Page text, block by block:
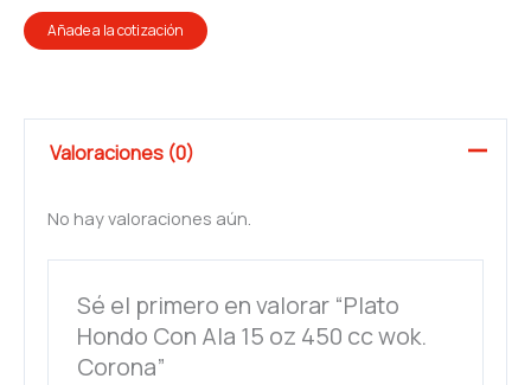
Añade a la cotización
Valoraciones (0)
No hay valoraciones aún.
Sé el primero en valorar “Plato
Hondo Con Ala 15 oz 450 cc wok.
Corona”